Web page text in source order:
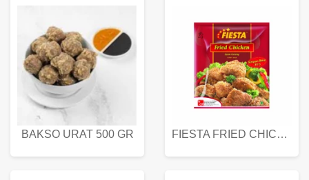
BAKSO URAT 500 GR FIESTA FRIED CHICKEN 500 GR